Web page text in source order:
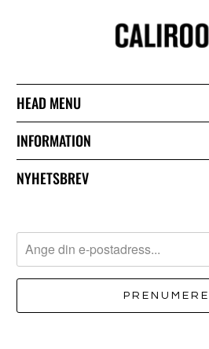
HEAD MENU
INFORMATION
NYHETSBREV